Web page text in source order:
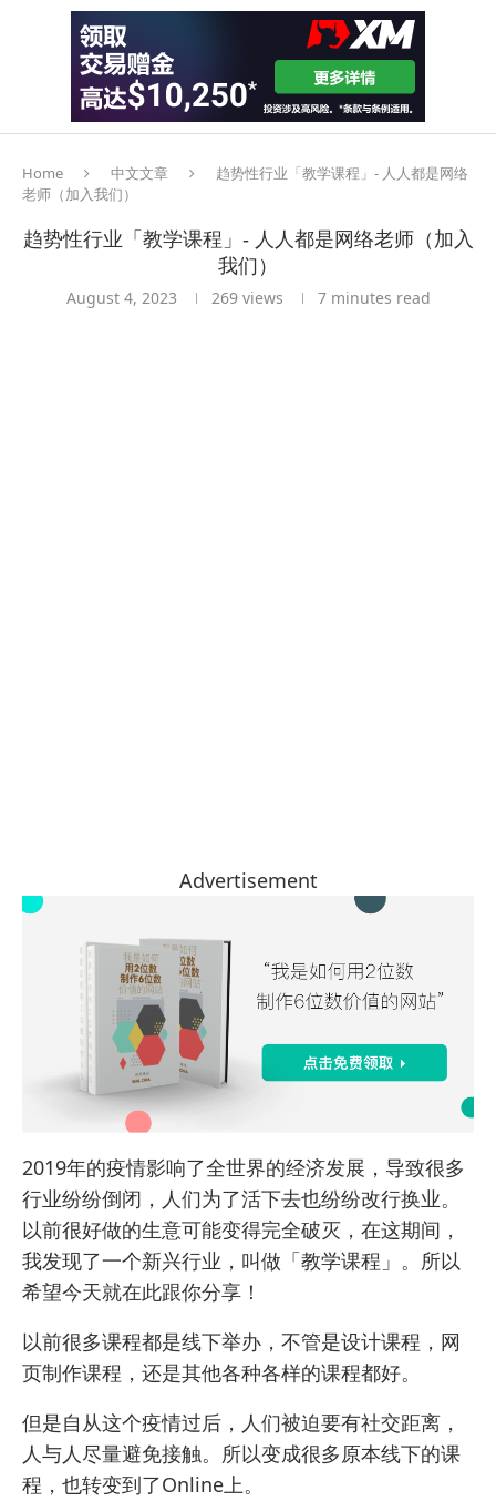
Home 中文文章
趋势性行业「教学课程」- 人人都是网络
老师（加入我们）
趋势性行业「教学课程」- 人人都是网络老师（加入
我们）
August 4, 2023 269views 7 minutes read
Advertisement
2019年的疫情影响了全世界的经济发展，导致很多
行业纷纷倒闭，人们为了活下去也纷纷改行换业。
以前很好做的生意可能变得完全破灭，在这期间，
我发现了一个新兴行业，叫做「教学课程」。所以
希望今天就在此跟你分享！
以前很多课程都是线下举办，不管是设计课程 ， 网
页制作课程 ，还是其他各种各样的课程都好。
但是自从这个疫情过后，人们被迫要有社交距离，
人与人尽量避免接触。所以变成很多原本线下的课
程，也转变到了Online上。